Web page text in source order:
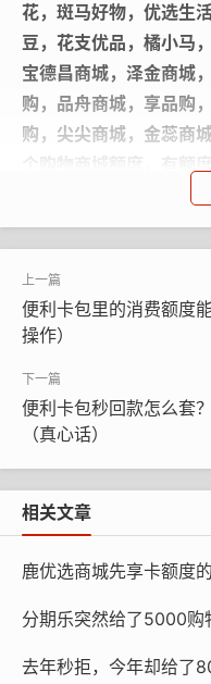
花，斑马好物，优选生
豆，花支优品，橘小马
宝德昌商城，泽金商城
购，品舟商城，享品购
购，尖尖商城，金蕊商
便利卡包里的消费额度
操作）
便利卡包秒回款怎么套
（真心话）
相关文章
鹿优选商城先享卡额度